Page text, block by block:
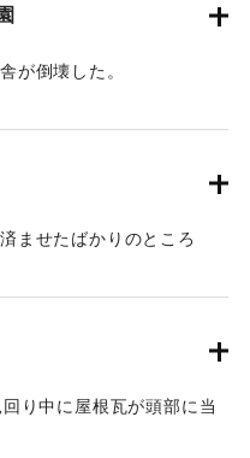
が倒壊した。
ませたばかりのところ
重傷、60代の祖母が軽傷
日発行夕刊2面】
り中に屋根瓦が頭部に当